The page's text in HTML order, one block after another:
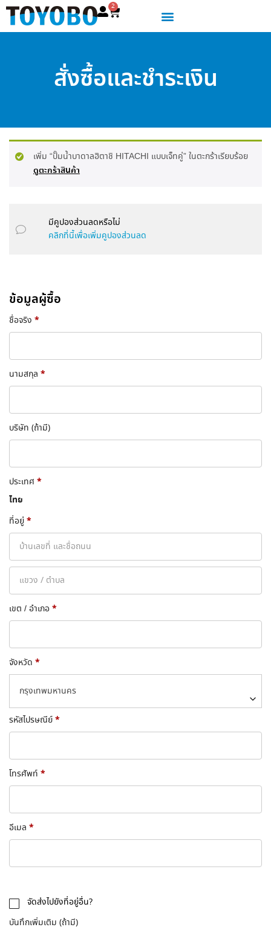
2
สั่งซื้อและชำระเงิน
เพิ่ม “ปั๊มน้ำบาดาลฮิตาชิ HITACHI แบบเจ็ทคู่” ในตะกร้าเรียบร้อย
ดูตะกร้าสินค้า
มีคูปองส่วนลดหรือไม่
คลิกที่นี้เพื่อเพิ่มคูปองส่วนลด
ข้อมูลผู้ซื้อ
ชื่อจริง *
นามสกุล *
บริษัท (ถ้ามี)
ประเทศ *
ไทย
ที่อยู่ *
เขต / อำเภอ *
จังหวัด *
กรุงเทพมหานคร
รหัสไปรษณีย์ *
โทรศัพท์ *
อีเมล *
จัดส่งไปยังที่อยู่อื่น?
บันทึกเพิ่มเติม (ถ้ามี)